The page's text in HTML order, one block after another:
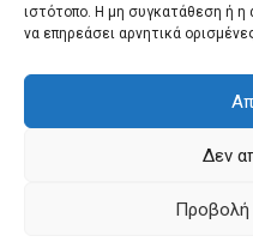
ιστότοπο. Η μη συγκατάθεση ή
να επηρεάσει αρνητικά
Δεν
Προβολή
Buy Adspace ΑΡΧΙΚΗ